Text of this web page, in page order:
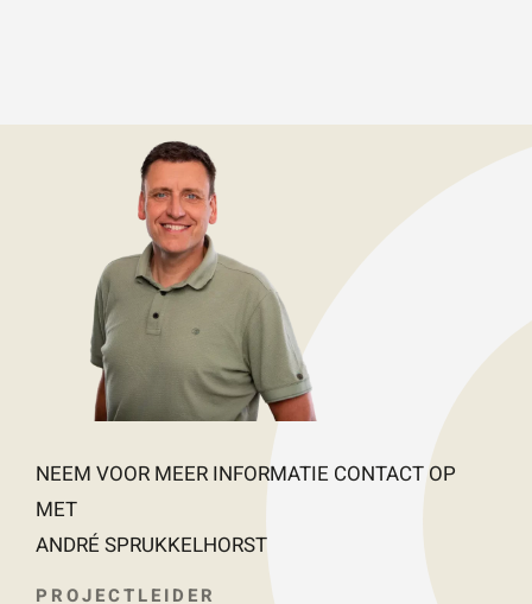
NEEM VOOR MEER INFORMATIE CONTACT OP
MET
ANDRÉ SPRUKKELHORST
PROJECTLEIDER